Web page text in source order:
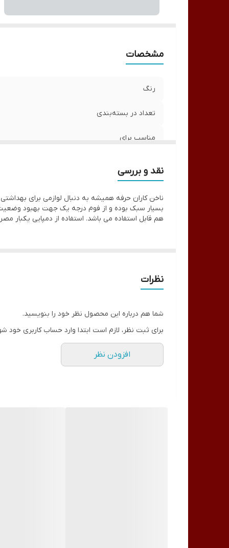
مشخصات
رنگ
تعداد در بسته‌بندی
مناسب برای
نقد و بررسی
ناخن کاران حرفه همیشه به دنبال لوازمی برای
هم قابل استفاده می باشد. استفاده از دمپایی یکبار
نظرات
شما هم درباره این محصول نظر خود را بنویسید.
برای ثبت نظر، لازم است ابتدا وارد حساب کاربری خود
افزودن نظر